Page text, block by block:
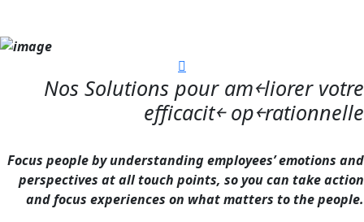
Nos Solutions pour am￩liorer votre
efficacit￩ op￩rationnelle
Focus people by understanding employees’ emotions and
perspectives at all touch points, so you can take action
and focus experiences on what matters to the people.